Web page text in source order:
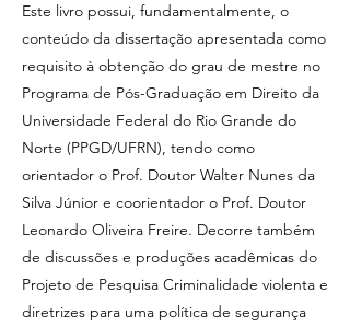
Este livro possui, fundamentalmente, o
conteúdo da dissertação apresentada como
requisito à obtenção do grau de mestre no
Programa de Pós-Graduação em Direito da
Universidade Federal do Rio Grande do
Norte (PPGD/UFRN), tendo como
orientador o Prof. Doutor Walter Nunes da
Silva Júnior e coorientador o Prof. Doutor
Leonardo Oliveira Freire. Decorre também
de discussões e produções acadêmicas do
Projeto de Pesquisa Criminalidade violenta e
diretrizes para uma política de segurança